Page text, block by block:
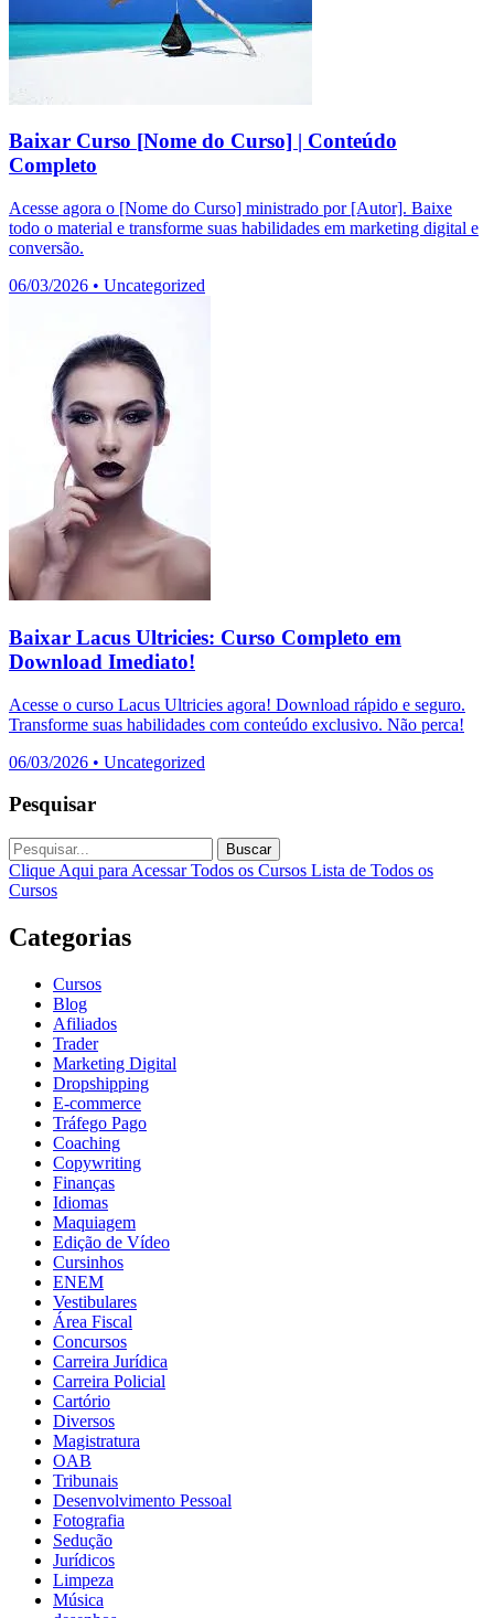
Baixar Curso [Nome do Curso] | Conteúdo
Completo
Acesse agora o [Nome do Curso] ministrado por [Autor]. Baixe
todo o material e transforme suas habilidades em marketing digital e
conversão.
06/03/2026 • Uncategorized
Baixar Lacus Ultricies: Curso Completo em
Download Imediato!
Acesse o curso Lacus Ultricies agora! Download rápido e seguro.
Transforme suas habilidades com conteúdo exclusivo. Não perca!
06/03/2026 • Uncategorized
Pesquisar
Buscar
Clique Aqui para Acessar Todos os Cursos Lista de Todos os
Cursos
Categorias
Cursos
Blog
Afiliados
Trader
Marketing Digital
Dropshipping
E-commerce
Tráfego Pago
Coaching
Copywriting
Finanças
Idiomas
Maquiagem
Edição de Vídeo
Cursinhos
ENEM
Vestibulares
Área Fiscal
Concursos
Carreira Jurídica
Carreira Policial
Cartório
Diversos
Magistratura
OAB
Tribunais
Desenvolvimento Pessoal
Fotografia
Sedução
Jurídicos
Limpeza
Música